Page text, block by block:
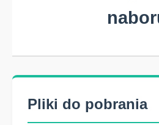
Pliki do pobrania